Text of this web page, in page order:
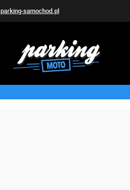
parking-samochod.pl